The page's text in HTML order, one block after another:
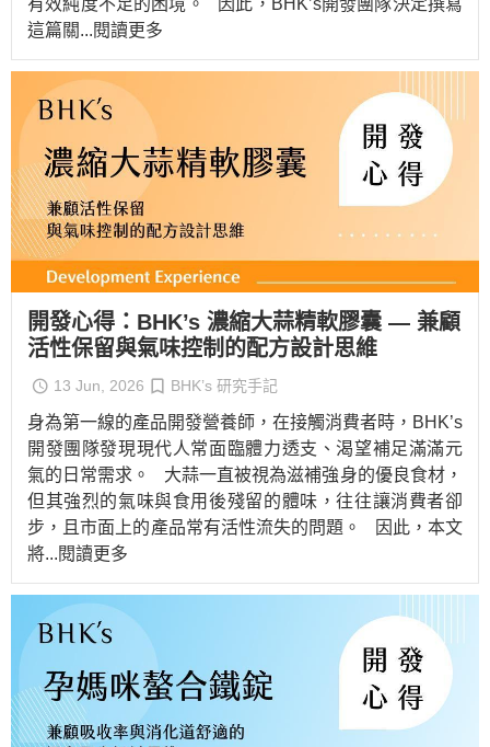
有效純度不足的困境。 因此，BHK’s開發團隊決定撰寫
這篇關...閱讀更多
開發心得：BHK’s 濃縮大蒜精軟膠囊 — 兼顧
活性保留與氣味控制的配方設計思維
13 Jun, 2026 BHK’s 研究手記
身為第一線的產品開發營養師，在接觸消費者時，BHK’s
開發團隊發現現代人常面臨體力透支、渴望補足滿滿元
氣的日常需求。 大蒜一直被視為滋補強身的優良食材，
但其強烈的氣味與食用後殘留的體味，往往讓消費者卻
步，且市面上的產品常有活性流失的問題。 因此，本文
將...閱讀更多